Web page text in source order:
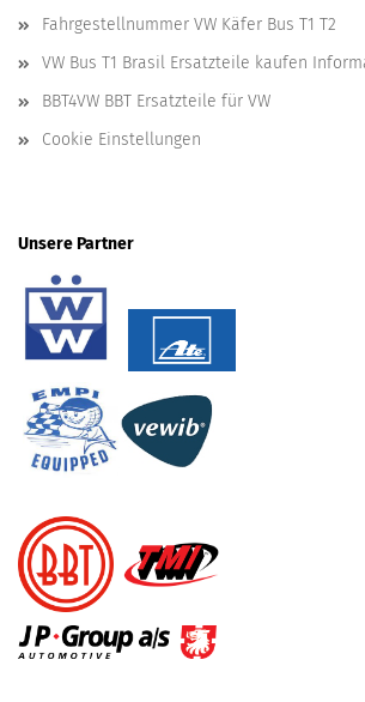
Fahrgestellnummer VW Käfer Bus T1 T2
VW Bus T1 Brasil Ersatzteile kaufen
BBT4VW BBT Ersatzteile für VW
Cookie Einstellungen
Unsere Partner